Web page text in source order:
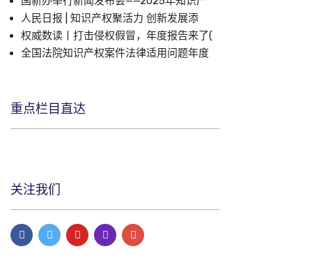
人民日报 | 知识产权聚活力 创新发展添
权威数读丨打击侵权假冒，年度报告来了(
全国法院知识产权案件法律适用问题年度
重点栏目直达
关注我们